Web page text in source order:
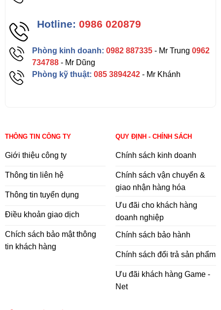
Hotline: 0986 020879
Phòng kinh doanh: 0982 887335 - Mr Trung0962
734788 - Mr Dũng
Phòng kỹ thuật:085 3894242 - Mr Khánh
THÔNG TIN CÔNG TY
Giới thiệu công ty
Thông tin liên hệ
Thông tin tuyển dụng
Điều khoản giao dịch
Chích sách bảo mật thông
tin khách hàng
QUY ĐỊNH - CHÍNH SÁCH
Chính sách kinh doanh
Chính sách vận chuyển &
giao nhận hàng hóa
Ưu đãi cho khách hàng
doanh nghiệp
Chính sách bảo hành
Chính sách đổi trả sản phẩm
Ưu đãi khách hàng Game -
Net